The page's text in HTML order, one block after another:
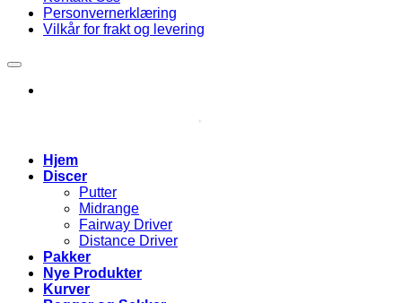
Personvernerklæring
Vilkår for frakt og levering
Hjem
Discer
Putter
Midrange
Fairway Driver
Distance Driver
Pakker
Nye Produkter
Kurver